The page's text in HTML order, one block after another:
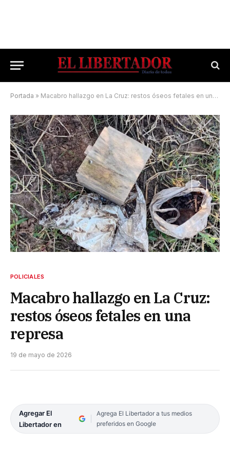
Portada » Macabro hallazgo en La Cruz: restos óseos fetales en una represa
POLICIALES
Macabro hallazgo en La Cruz:
restos óseos fetales en una
represa
19 de mayo de 2026
Agregar El
Libertador en
Agrega El Libertador a tus medios
preferidos en Google